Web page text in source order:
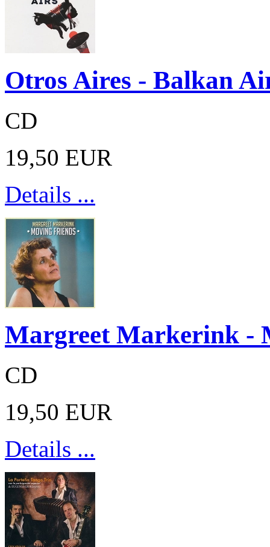
Otros Aires - Balkan
CD
19,50 EUR
Details ...
Margreet Markerink -
CD
19,50 EUR
Details ...